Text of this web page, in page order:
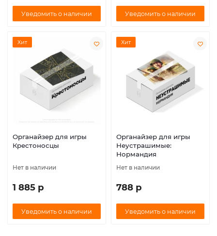
Уведомить о наличии Уведомить о наличии
Хит
Органайзер для игры
Крестоносцы
Нет в наличии
1 885 р
Уведомить о наличии
Хит
Органайзер для игры
Неустрашимые:
Нормандия
Нет в наличии
788 р
Уведомить о наличии